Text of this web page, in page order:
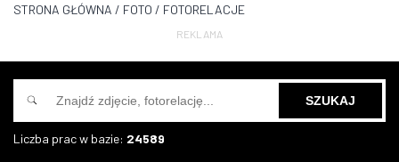
WIADOMOŚCI
INWESTYCJE
IMPREZY
STRONA GŁÓWNA / FOTO / FOTORELACJE
REKLAMA
Liczba prac w bazie: 24589